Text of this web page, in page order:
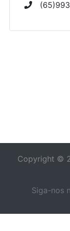
Copyright ©
Siga-nos